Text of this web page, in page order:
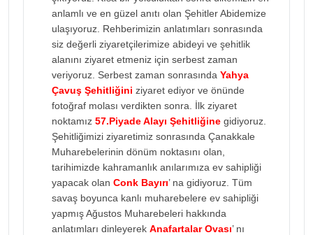
anlamlı ve en güzel anıtı olan Şehitler Abidemize
ulaşıyoruz. Rehberimizin anlatımları sonrasında
siz değerli ziyaretçilerimize abideyi ve şehitlik
alanını ziyaret etmeniz için serbest zaman
veriyoruz. Serbest zaman sonrasında Yahya
Çavuş Şehitliğini ziyaret ediyor ve önünde
fotoğraf molası verdikten sonra. İlk ziyaret
noktamız 57.Piyade Alayı Şehitliğine gidiyoruz.
Şehitliğimizi ziyaretimiz sonrasında Çanakkale
Muharebelerinin dönüm noktasını olan,
tarihimizde kahramanlık anılarımıza ev sahipliği
yapacak olan Conk Bayırı’ na gidiyoruz. Tüm
savaş boyunca kanlı muharebelere ev sahipliği
yapmış Ağustos Muharebeleri hakkında
anlatımları dinleyerek Anafartalar Ovası’ nı